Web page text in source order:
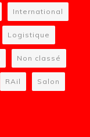
International
Logistique
Non classé
RAil Salon